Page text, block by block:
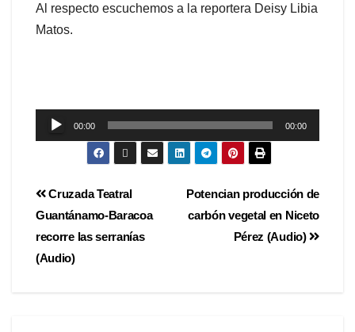
Al respecto escuchemos a la reportera Deisy Libia
Matos.
Reproductor
de
00:00 00:00
Potencian producción de
carbón vegetal en Niceto
Pérez (Audio)
Cruzada Teatral
Guantánamo-Baracoa
recorre las serranías
(Audio)